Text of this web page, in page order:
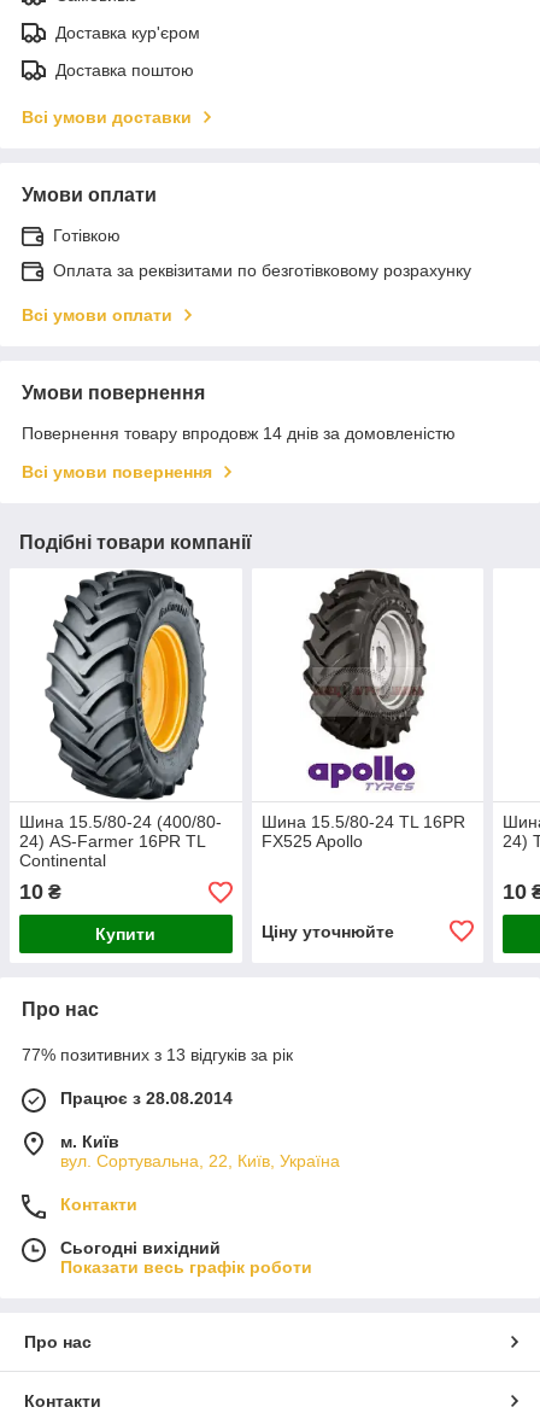
Доставка кур'єром
Доставка поштою
Всі умови доставки
Умови оплати
Готівкою
Оплата за реквізитами по безготівковому розрахунку
Всі умови оплати
Умови повернення
Повернення товару впродовж 14 днів за домовленістю
Всі умови повернення
Подібні товари компанії
Шина 15.5/80-24 (400/80-
24) AS-Farmer 16PR TL
Continental
10 ₴
Купити
Шина 15.5/80-24 TL 16PR
FX525 Apollo
Ціну уточнюйте
24)
10
Про нас
77% позитивних з 13 відгуків за рік
Працює з 28.08.2014
м. Київ
вул. Сортувальна, 22, Київ, Україна
Контакти
Сьогодні вихідний
Показати весь графік роботи
Про нас
Контакти